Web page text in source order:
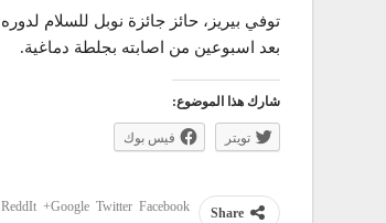
بعد اسبوعين من اصابته بجلطة دماغية.
شارك هذا الموضوع:
تويتر فيس بوك
Share
Facebook
Twitter
Google+
ReddIt